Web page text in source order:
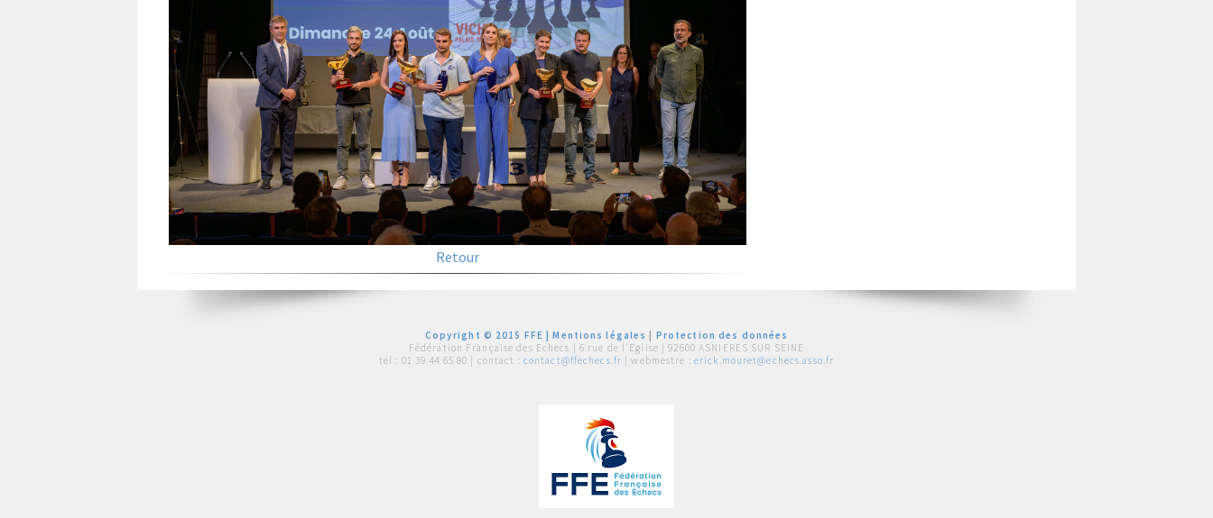
Retour
Copyright © 2015 FFE |Mentions légales
Protection des données
Fédération Française des Echecs | 6 rue de l'Eglise | 92600 ASNIERES SUR SEINE
tél : 01 39 44 65 80 | contact : contact@ffechecs.fr | webmestre : erick.mouret@echecs.asso.fr